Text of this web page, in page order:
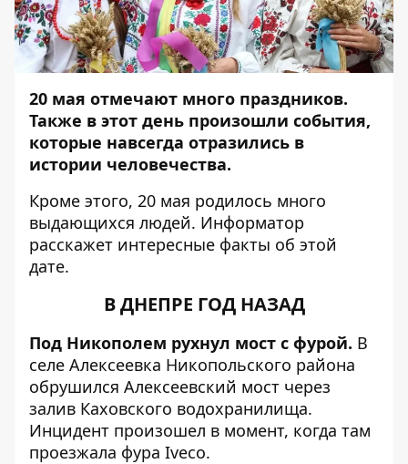
20 мая отмечают много праздников.
Также в этот день произошли события,
которые навсегда отразились в
истории человечества.
Кроме этого, 20 мая родилось много
выдающихся людей. Информатор
расскажет интересные факты об этой
дате.
В ДНЕПРЕ ГОД НАЗАД
Под Никополем рухнул мост с фурой. В
селе Алексеевка Никопольского района
обрушился Алексеевский мост через
залив Каховского водохранилища.
Инцидент произошел в момент, когда там
проезжала фура Iveco.